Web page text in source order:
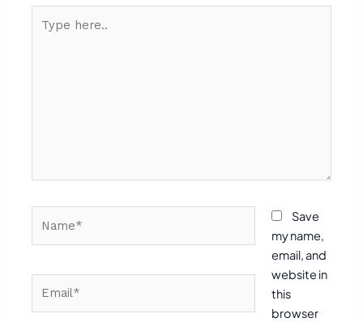
here..
Save
my name,
email, and
website in
this
browser